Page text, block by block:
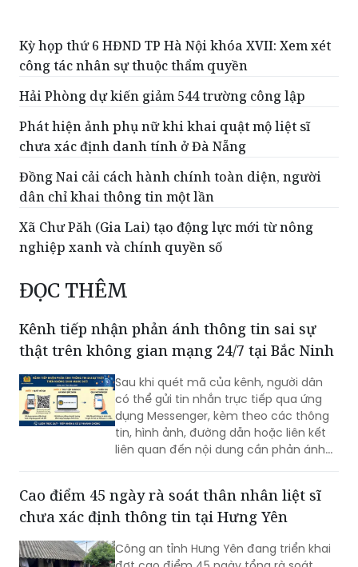
Kỳ họp thứ 6 HĐND TP Hà Nội khóa XVII: Xem xét
công tác nhân sự thuộc thẩm quyền
Hải Phòng dự kiến giảm 544 trường công lập
Phát hiện ảnh phụ nữ khi khai quật mộ liệt sĩ
chưa xác định danh tính ở Đà Nẵng
Đồng Nai cải cách hành chính toàn diện, người
dân chỉ khai thông tin một lần
Xã Chư Păh (Gia Lai) tạo động lực mới từ nông
nghiệp xanh và chính quyền số
ĐỌC THÊM
Kênh tiếp nhận phản ánh thông tin sai sự
thật trên không gian mạng 24/7 tại Bắc Ninh
Sau khi quét mã của kênh, người dân
có thể gửi tin nhắn trực tiếp qua ứng
dụng Messenger, kèm theo các thông
tin, hình ảnh, đường dẫn hoặc liên kết
liên quan đến nội dung cần phản ánh...
Cao điểm 45 ngày rà soát thân nhân liệt sĩ
chưa xác định thông tin tại Hưng Yên
Công an tỉnh Hưng Yên đang triển khai